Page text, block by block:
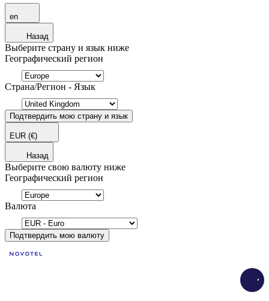
en
Назад
Выберите страну и язык ниже
Географический регион
Страна/Регион - Язык
Подтвердить мою страну и язык
EUR (€)
Назад
Выберите свою валюту ниже
Географический регион
Валюта
Подтвердить мою валюту